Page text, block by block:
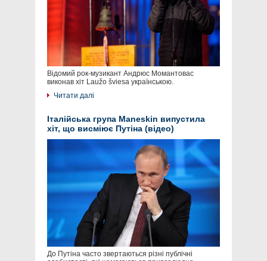
Відомий рок-музикант Андрюс Момантовас
виконав хіт Laužo šviesa українською.
Читати далі
Італійська група Maneskin випустила
хіт, що висміює Путіна (відео)
До Путіна часто звертаються різні публічні